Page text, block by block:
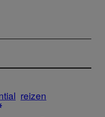
reizen